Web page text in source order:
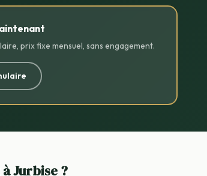
prix fixe mensuel, sans engagement.
Jurbise ?